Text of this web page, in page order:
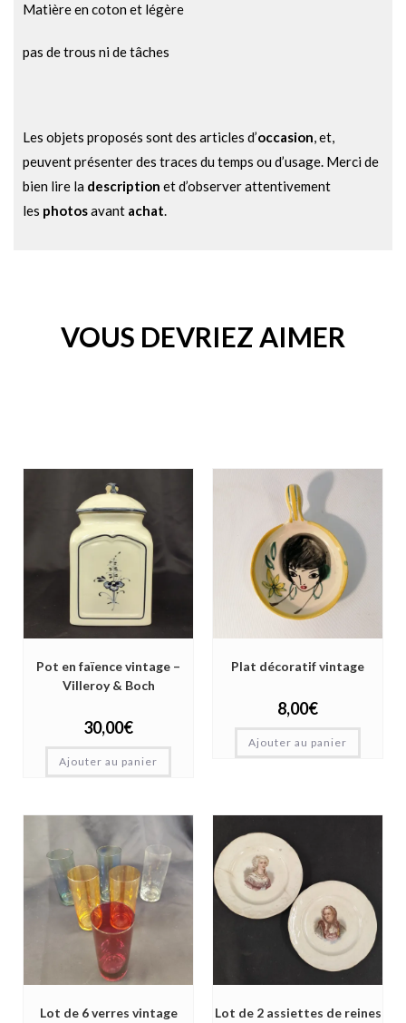
Matière en coton et légère
pas de trous ni de tâches
Les objets proposés sont des articles d’occasion, et,
peuvent présenter des traces du temps ou d’usage. Merci de
bien lire la description et d’observer attentivement
les photosavant achat.
VOUS DEVRIEZ AIMER
Pot en faïence vintage –
Villeroy & Boch
30,00€
Ajouter au panier
Plat décoratif vintage
8,00€
Ajouter au panier
Lot de 6 verres vintage
Lot de 2 assiettes de reines